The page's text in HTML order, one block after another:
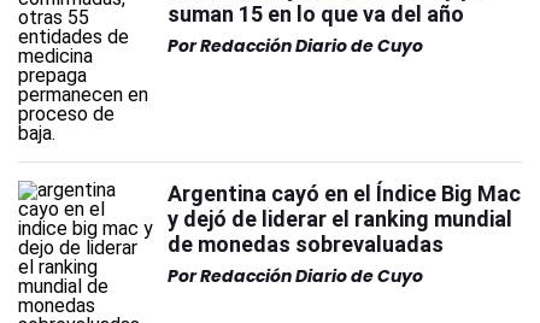
suman 15 en lo que va del año
PorRedacción Diario de Cuyo
Argentina cayó en el Índice Big Mac
y dejó de liderar el ranking mundial
de monedas sobrevaluadas
PorRedacción Diario de Cuyo